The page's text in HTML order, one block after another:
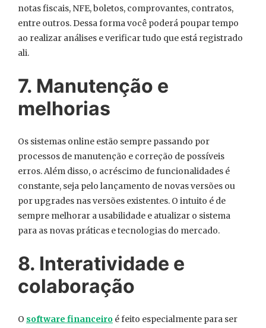
notas fiscais, NFE, boletos, comprovantes, contratos,
entre outros. Dessa forma você poderá poupar tempo
ao realizar análises e verificar tudo que está registrado
ali.
7. Manutenção e
melhorias
Os sistemas online estão sempre passando por
processos de manutenção e correção de possíveis
erros. Além disso, o acréscimo de funcionalidades é
constante, seja pelo lançamento de novas versões ou
por upgrades nas versões existentes. O intuito é de
sempre melhorar a usabilidade e atualizar o sistema
para as novas práticas e tecnologias do mercado.
8. Interatividade e
colaboração
O software financeiro é feito especialmente para ser